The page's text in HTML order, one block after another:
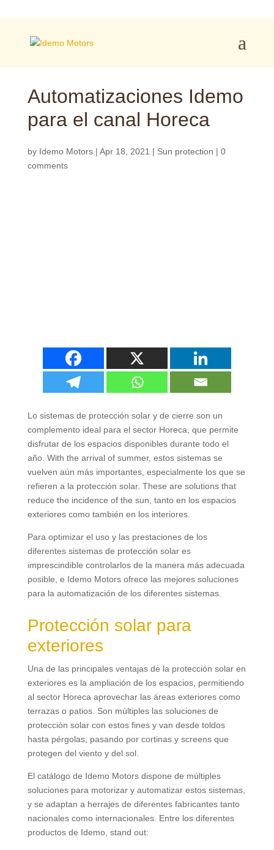
Automatizaciones Idemo
para el canal Horeca
by Idemo Motors| Apr 18, 2021 | Sun protection | 0
comments
Lo sistemas de protección solar y de cierre son un
complemento ideal para el sector Horeca que permite
disfrutar de los espacios disponibles durante todo el
año. With the arrival of summer, estos sistemas se
vuelven aún más importantes, especialmente los que se
refieren a la protección solar. These are solutions that
reduce the incidence of the sun, tanto en los espacios
exteriores como también en los interiores.
Para optimizar el uso y las prestaciones de los
diferentes sistemas de protección solar es
imprescindible controlarlos de la manera más adecuada
posible e Idemo Motors ofrece las mejores soluciones
para la automatización de los diferentes sistemas.
Protección solar para
exteriores
Una de las principales ventajas de la protección solar en
exteriores es la ampliación de los espacios, permitiendo
al sector Horeca aprovechar las áreas exteriores como
terrazas o patios. Son múltiples las soluciones de
protección solar con estos fines y van desde toldos
hasta pérgolas, pasando por cortinas y screens que
protegen del viento y del sol.
El catálogo de Idemo Motors dispone de múltiples
soluciones para motorizar y automatizar estos sistemas,
y se adaptan a herrajes de diferentes fabricantes tanto
nacionales como internacionales. Entre los diferentes
productos de Idemo, stand out: